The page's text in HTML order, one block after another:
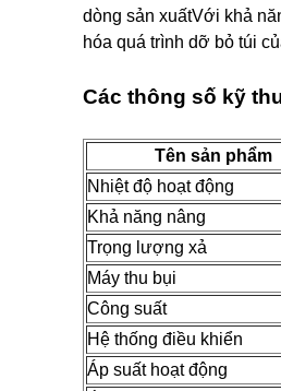
dòng sản xuấtVới khả
hóa quá trình dỡ bỏ túi
Các thông số kỹ
Tên sản phẩm
Nhiệt độ hoạt động
Khả năng nâng
Trọng lượng xả
Máy thu bụi
Công suất
Hệ thống điều khiển
Áp suất hoạt động